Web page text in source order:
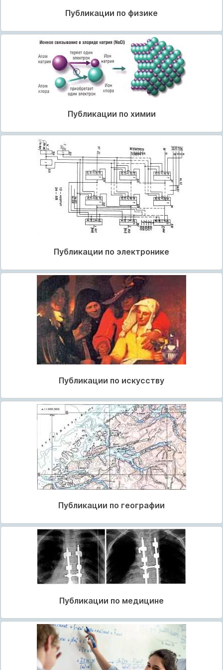
Публикации по физике
Публикации по химии
Публикации по электронике
Публикации по искусству
Публикации по географии
Публикации по медицине